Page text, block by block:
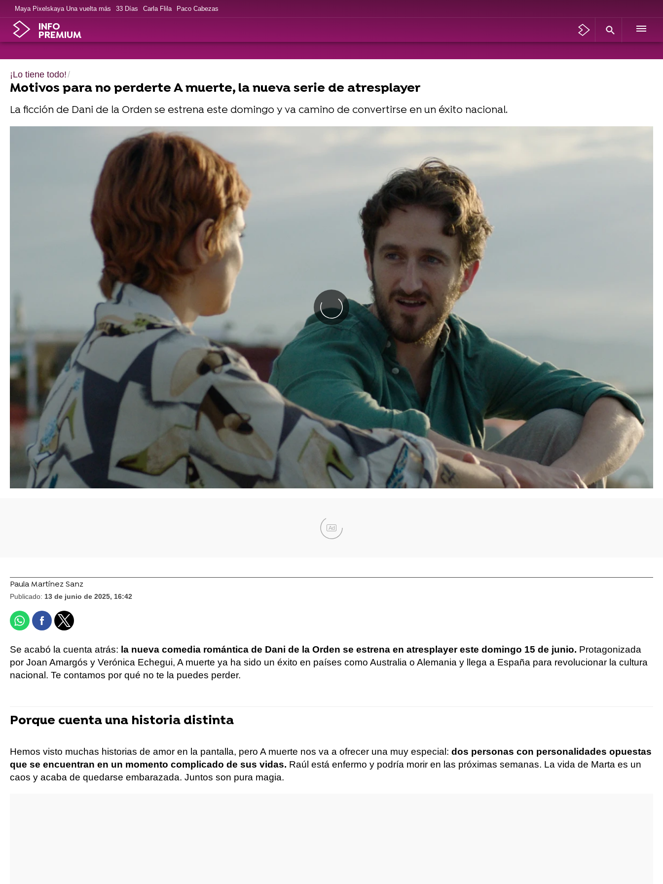
Maya Pixelskaya Una vuelta más 33 Días Carla Flila Paco Cabezas
INFO
PREMIUM
¡Lo tiene todo!
Motivos para no perderte A muerte, la nueva serie de atresplayer
La ficción de Dani de la Orden se estrena este domingo y va camino de convertirse en un éxito nacional.
Ad
Paula Martínez Sanz
Publicado: 13 de junio de 2025, 16:42
Se acabó la cuenta atrás: la nueva comedia romántica de Dani de la Orden se estrena en atresplayer este domingo 15 de junio. Protagonizada
por Joan Amargós y Verónica Echegui, A muerte ya ha sido un éxito en países como Australia o Alemania y llega a España para revolucionar la cultura
nacional. Te contamos por qué no te la puedes perder.
Porque cuenta una historia distinta
Hemos visto muchas historias de amor en la pantalla, pero A muerte nos va a ofrecer una muy especial: dos personas con personalidades opuestas
que se encuentran en un momento complicado de sus vidas. Raúl está enfermo y podría morir en las próximas semanas. La vida de Marta es un
caos y acaba de quedarse embarazada. Juntos son pura magia.